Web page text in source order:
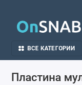
ВСЕ КАТЕГОРИИ
Пластина